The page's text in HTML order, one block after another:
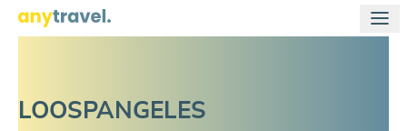
LOOSPANGELES